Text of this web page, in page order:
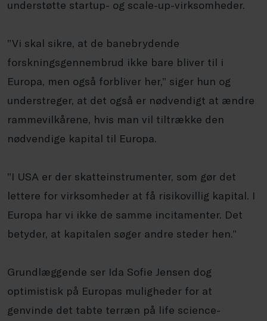
understøtte startup- og scale-up-virksomheder.
”Vi skal sikre, at de banebrydende
forskningsgennembrud ikke bare bliver til i
Europa, men også forbliver her,” siger hun og
understreger, at det også er nødvendigt at ændre
rammevilkårene, hvis man vil tiltrække den
nødvendige kapital til Europa.
”I USA er der skatteinstrumenter, som gør det
lettere for virksomheder at få risikovillig kapital. I
Europa har vi ikke de samme incitamenter. Det
betyder, at kapitalen søger andre steder hen.”
Grundlæggende ser Ida Sofie Jensen dog
optimistisk på Europas muligheder for at
genvinde det tabte terræn på life science-